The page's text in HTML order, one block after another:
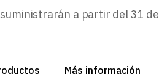
a partir del 31
Más información